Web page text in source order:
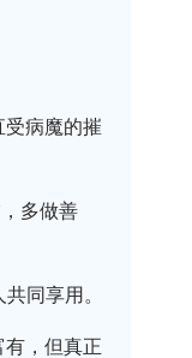
病魔的摧
多做善
同享用。
，但真正